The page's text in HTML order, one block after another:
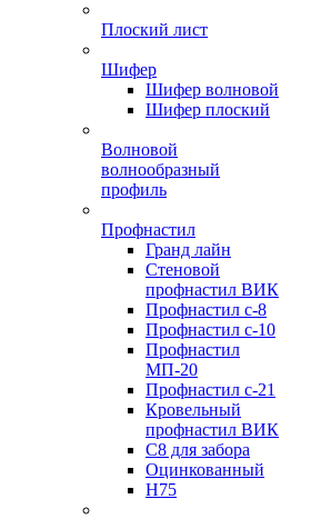
Плоский лист
Шифер
Шифер волновой
Шифер плоский
Волновой
волнообразный
профиль
Профнастил
Гранд лайн
Стеновой
профнастил ВИК
Профнастил с-8
Профнастил с-10
Профнастил
МП-20
Профнастил с-21
Кровельный
профнастил ВИК
С8 для забора
Оцинкованный
Н75